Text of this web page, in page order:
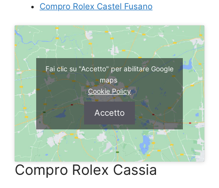
Compro Rolex Castel Fusano
Fai clic su "Accetto" per abilitare Google
maps
Cookie Policy
Accetto
Compro Rolex Cassia